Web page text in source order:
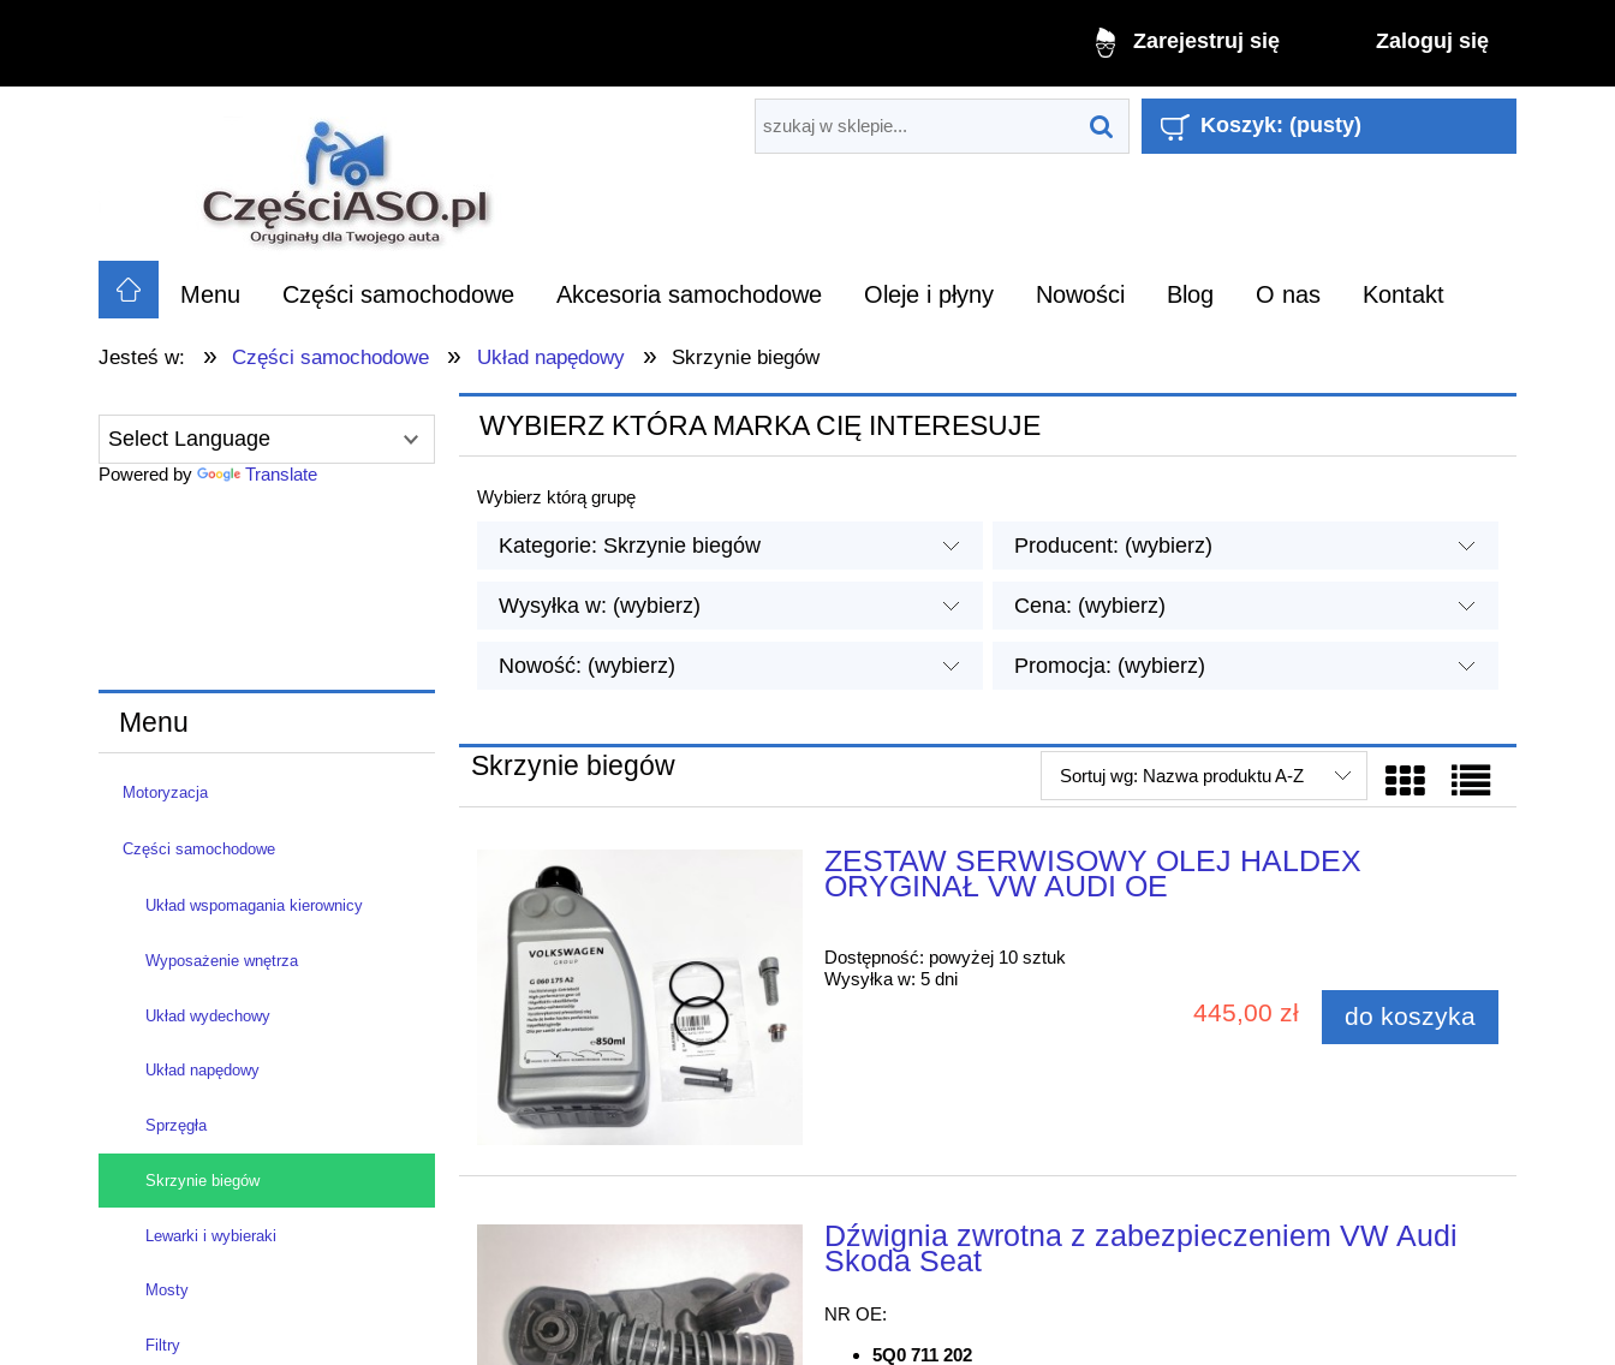
Zarejestruj się Zaloguj się
Koszyk: (pusty)
Menu Części samochodowe Akcesoria samochodowe Oleje i płyny Nowości Blog O nas Kontakt
Jesteś w: » Części samochodowe » Układ napędowy » Skrzynie biegów
Powered by Translate
Menu
Motoryzacja
Części samochodowe
Układ wspomagania kierownicy
Wyposażenie wnętrza
Układ wydechowy
Układ napędowy
Sprzęgła
Skrzynie biegów
Lewarki i wybieraki
Mosty
Filtry
WYBIERZ KTÓRA MARKA CIĘ INTERESUJE
Wybierz którą grupę
Kategorie: Skrzynie biegów Producent: (wybierz)
Wysyłka w: (wybierz) Cena: (wybierz)
Nowość: (wybierz) Promocja: (wybierz)
Skrzynie biegów Sortuj wg: Nazwa produktu A-Z
ZESTAW SERWISOWY OLEJ HALDEX
ORYGINAŁ VW AUDI OE
Dostępność: powyżej 10 sztuk
Wysyłka w: 5 dni
445,00 zł do koszyka
Dźwignia zwrotna z zabezpieczeniem VW Audi
Skoda Seat
NR OE:
5Q0 711 202